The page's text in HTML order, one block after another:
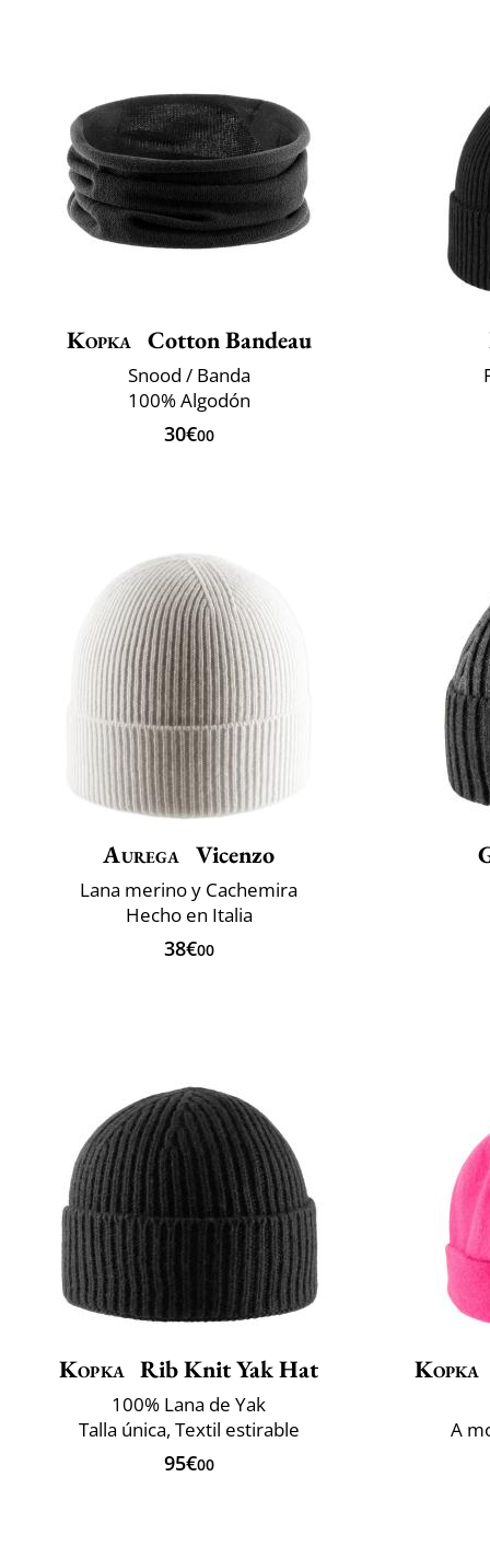
Kopka Cotton Bandeau
Snood / Banda
100% Algodón
30€00
Aurega Vicenzo
Lana merino y Cachemira
Hecho en Italia
38€00
Kopka Rib Knit Yak Hat
100% Lana de Yak
Talla única, Textil estirable
95€00
Kopka
A